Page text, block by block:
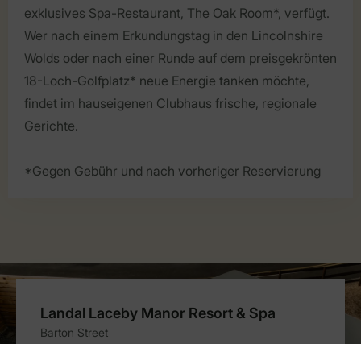
exklusives Spa-Restaurant, The Oak Room*, verfügt.
Wer nach einem Erkundungstag in den Lincolnshire
Wolds oder nach einer Runde auf dem preisgekrönten
18-Loch-Golfplatz* neue Energie tanken möchte,
findet im hauseigenen Clubhaus frische, regionale
Gerichte.
*Gegen Gebühr und nach vorheriger Reservierung